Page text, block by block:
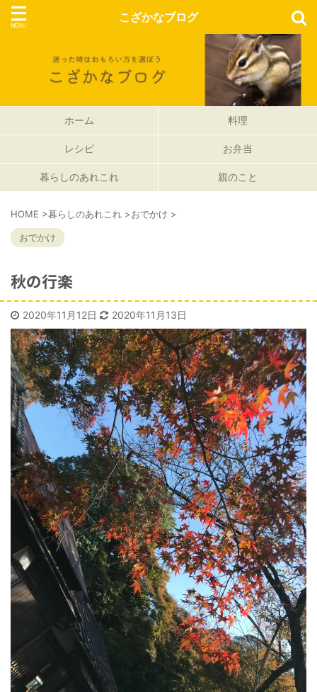
こざかなブログ
ホーム 料理
レシピ お弁当
暮らしのあれこれ 親のこと
HOME >暮らしのあれこれ >おでかけ >
おでかけ
秋の行楽
2020年11月12日 2020年11月13日